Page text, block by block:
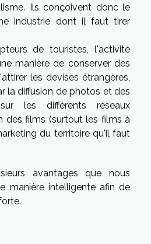
Ils conçoivent donc le
industrie dont il faut tirer
de touristes, l'activité
manière de conserver des
les devises étrangères,
la diffusion de photos et des
les différents réseaux
des films (surtout les films à
du territoire qu'il faut
avantages que nous
manière intelligente afin de